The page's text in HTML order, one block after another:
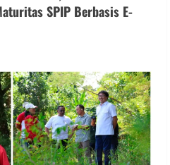
SPIP Berbasis E-